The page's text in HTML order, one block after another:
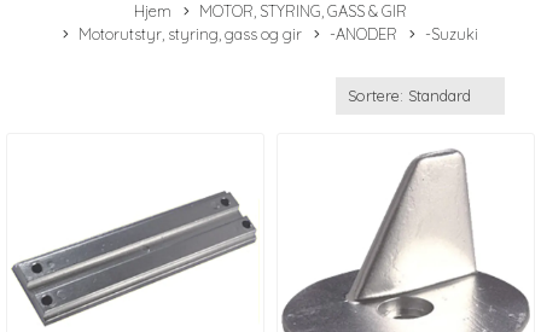
Hjem
MOTOR, STYRING, GASS & GIR
Motorutstyr, styring, gass og gir
-ANODER -Suzuki